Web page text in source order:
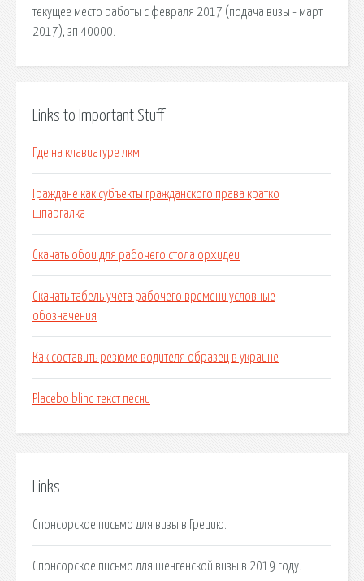
текущее место работы с февраля 2017 (подача визы - март
2017), зп 40000.
Links to Important Stuff
Где на клавиатуре лкм
Граждане как субъекты гражданского права кратко
шпаргалка
Скачать обои для рабочего стола орхидеи
Скачать табель учета рабочего времени условные
обозначения
Как составить резюме водителя образец в украине
Placebo blind текст песни
Links
Спонсорское письмо для визы в Грецию.
Спонсорское письмо для шенгенской визы в 2019 году.